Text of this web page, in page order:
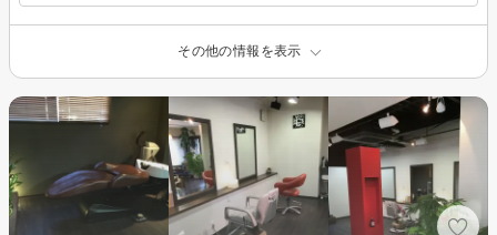
その他の情報を表示